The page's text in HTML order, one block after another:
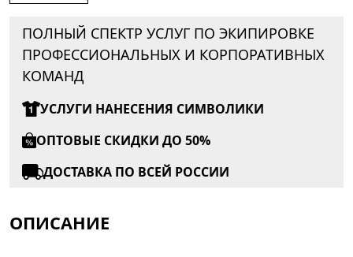
ПОЛНЫЙ СПЕКТР УСЛУГ ПО ЭКИПИРОВКЕ
ПРОФЕССИОНАЛЬНЫХ И КОРПОРАТИВНЫХ
КОМАНД
УСЛУГИ НАНЕСЕНИЯ СИМВОЛИКИ
ОПТОВЫЕ СКИДКИ ДО 50%
ДОСТАВКА ПО ВСЕЙ РОССИИ
ОПИСАНИЕ